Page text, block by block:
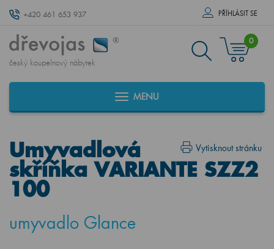
+420 461 653 937 PŘÍHLÁSIT SE
český koupelnový nábytek
0
MENU
Vytisknout stránku
Umyvadlová
skříňka VARIANTE SZZ2
100
umyvadlo Glance